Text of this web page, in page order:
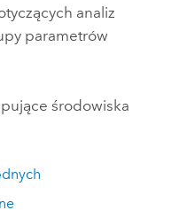
analiz
parametrów
środowiska